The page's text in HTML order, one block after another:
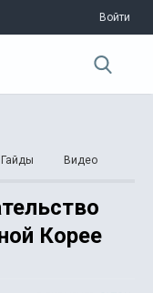
Войти
Гайды Видео
Корее